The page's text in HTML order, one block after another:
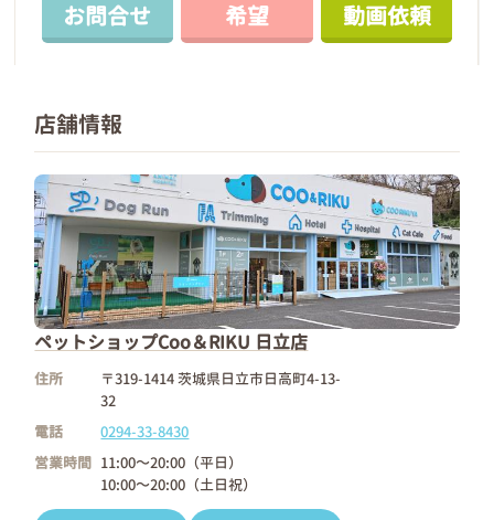
お問合せ
希望
動画依頼
店舗情報
ペットショップCoo＆RIKU 日立店
住所
〒319-1414 茨城県日立市日高町4-13-
32
電話
0294-33-8430
営業時間 11:00～20:00（平日）
10:00～20:00（土日祝）